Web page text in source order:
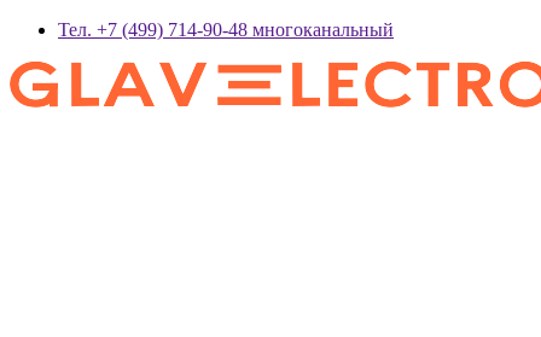
Тел. +7 (499) 714-90-48 многоканальный